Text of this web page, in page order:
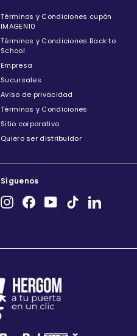
Términos y Condiciones cupón
IMAGEN10
Términos y Condiciones Back to
School
Empresa
Sucursales
Aviso de privacidad
Términos y Condiciones
Sitio corporativo
Quiero ser distribuidor
Síguenos
InstagramFacebookYouTubeTikTokLinkedIn